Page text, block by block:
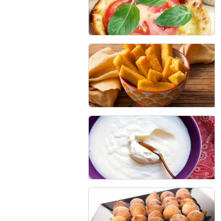
80 min - 6 porções
Esfiha Fit
40 min - 8 unidades
Polenta Frita
50 min - 4 porções
Cream Cheese Caseiro
25 min - 6 porções